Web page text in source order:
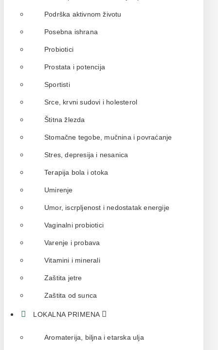
Podrška aktivnom životu
Posebna ishrana
Probiotici
Prostata i potencija
Sportisti
Srce, krvni sudovi i holesterol
Štitna žlezda
Stomačne tegobe, mučnina i povraćanje
Stres, depresija i nesanica
Terapija bola i otoka
Umirenje
Umor, iscrpljenost i nedostatak energije
Vaginalni probiotici
Varenje i probava
Vitamini i minerali
Zaštita jetre
Zaštita od sunca
LOKALNA PRIMENA
Aromaterija, biljna i etarska ulja